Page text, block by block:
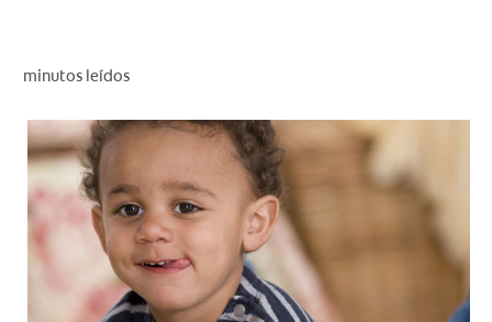
PROMOCIONES
PA (ES)
SUSCRÍBASE
minutos leídos